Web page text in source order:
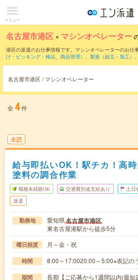
メニュー
名古屋市港区 × マシンオペレーター
港区の派遣のお仕事情報です。マシンオペレーターのお仕事
け・ピッキング・検品、商品管理） 、 製造（組立・加工） 、
マシンオペレ
名古屋市港区 / マシンオペレーター
全 4件
未読
給与即払いOK！駅チカ！高時
塗料の調合作業
職種未経験OK 交通費別途支給あり 土日
派遣
勤務地 愛知県名古屋市港区
東名古屋港駅から徒歩5分
曜日頻度 月～金・祝
時間 8:00～17:0020:00～5:00※表記の
期間
長期【ご応募から1週間以内(最